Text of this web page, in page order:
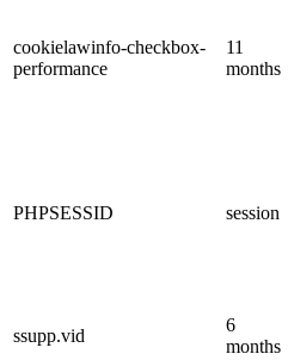
cookielawinfo-checkbox-
performance
11
months
PHPSESSID session
ssupp.vid
6
months